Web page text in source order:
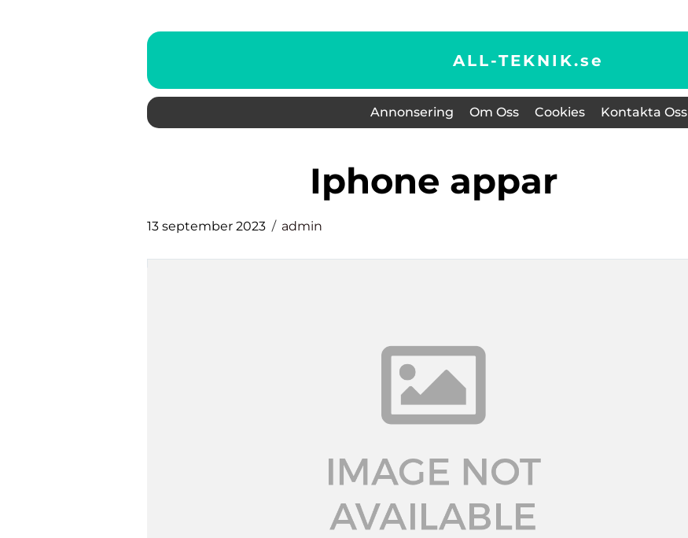
ALL-TEKNIK.se
Annonsering Om Oss Cookies Kontakta Oss
iphone appar
13 september 2023 admin